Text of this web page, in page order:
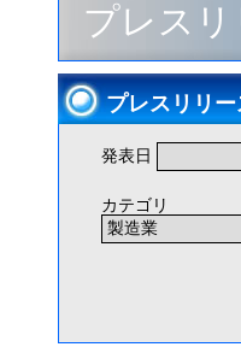
プレス
プレスリリ
発表日
カテゴリ